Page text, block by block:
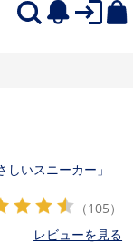
いスニーカー」
（105）
レビューを見る